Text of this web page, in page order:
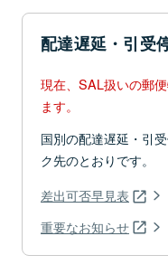
配達遅延・引受
現在、SAL扱いの郵
ます。
国別の配達遅延・引
ク先のとおりです。
差出可否早見表
重要なお知らせ